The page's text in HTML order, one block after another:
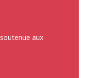
aux